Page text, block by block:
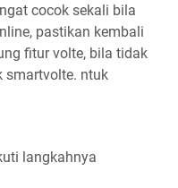
cocok sekali bila
pastikan kembali
fitur volte, bila tidak
smartvolte. ntuk
langkahnya